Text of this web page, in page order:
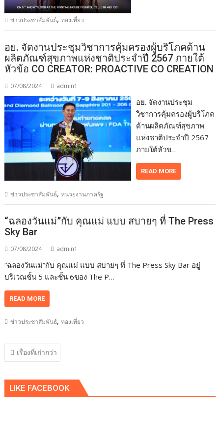
ข่าวประชาสัมพันธ์,ท่องเที่ยว
อย. จัดงานประชุมวิชาการคุ้มครองผู้บริโภคด้าน
ผลิตภัณฑ์สุขภาพแห่งชาติประจำปี 2567 ภายใต้
หัวข้อ CO CREATOR: PROACTIVE CO CREATION
07/08/2024 admin1
อย. จัดงานประชุม
วิชาการคุ้มครองผู้บริโภค
ด้านผลิตภัณฑ์สุขภาพ
แห่งชาติประจำปี 2567
ภายใต้หัวข…
READ MORE
ข่าวประชาสัมพันธ์,หน่วยงานภาครัฐ
“ฉลองวันแม่”กับ คุณแม่ แบบ สบายๆ ที่ The Press
Sky Bar
07/08/2024 admin1
“ฉลองวันแม่”กับ คุณแม่ แบบ สบายๆ ที่ The Press Sky Bar อยู่
บริเวณชั้น 5 และชั้น 6ของ The P…
READ MORE
ข่าวประชาสัมพันธ์,ท่องเที่ยว
แนะแนว
เรื่อง
เรื่องที่เก่ากว่า
LIKE FACEBOOK